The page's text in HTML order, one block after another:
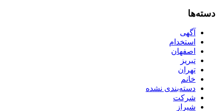
دسته‌ها
آگهی
استخدام
اصفهان
تبریز
تهران
خانم
دسته‌بندی نشده
شرکت
شیراز